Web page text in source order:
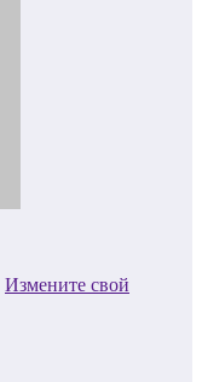
Измените свой